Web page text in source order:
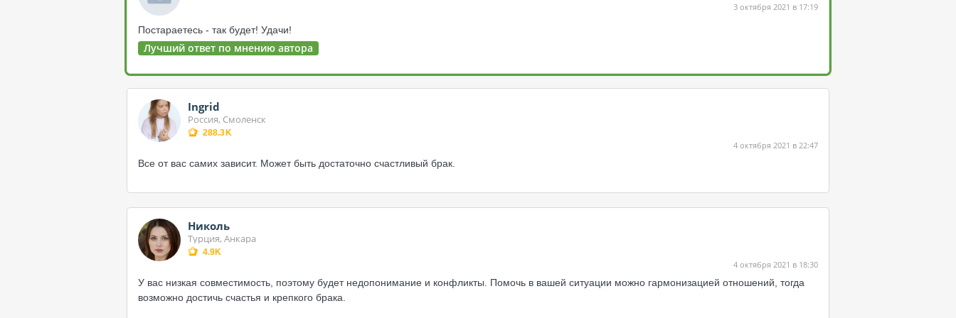
3 октября 2021 в 17:19
Постараетесь - так будет! Удачи!
Лучший ответ по мнению автора
Ingrid
Россия, Смоленск
288.3K
4 октября 2021 в 22:47
Все от вас самих зависит. Может быть достаточно счастливый брак.
Николь
Турция, Анкара
4.9K
4 октября 2021 в 18:30
У вас низкая совместимость, поэтому будет недопонимание и конфликты. Помочь в вашей ситуации можно гармонизацией отношений, тогда
возможно достичь счастья и крепкого брака.